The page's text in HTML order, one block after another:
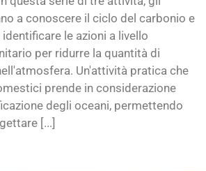
a conoscere il ciclo del carbonio e
le azioni a livello
per ridurre la quantità di
Un'attività pratica che
prende in considerazione
degli oceani, permettendo
[...]